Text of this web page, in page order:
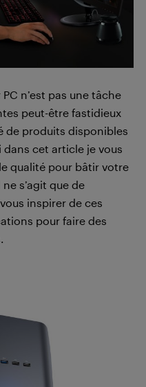
n’est pas une tâche
peut-être fastidieux
de produits disponibles
dans cet article je vous
qualité pour bâtir votre
s’agit que de
inspirer de ces
pour faire des